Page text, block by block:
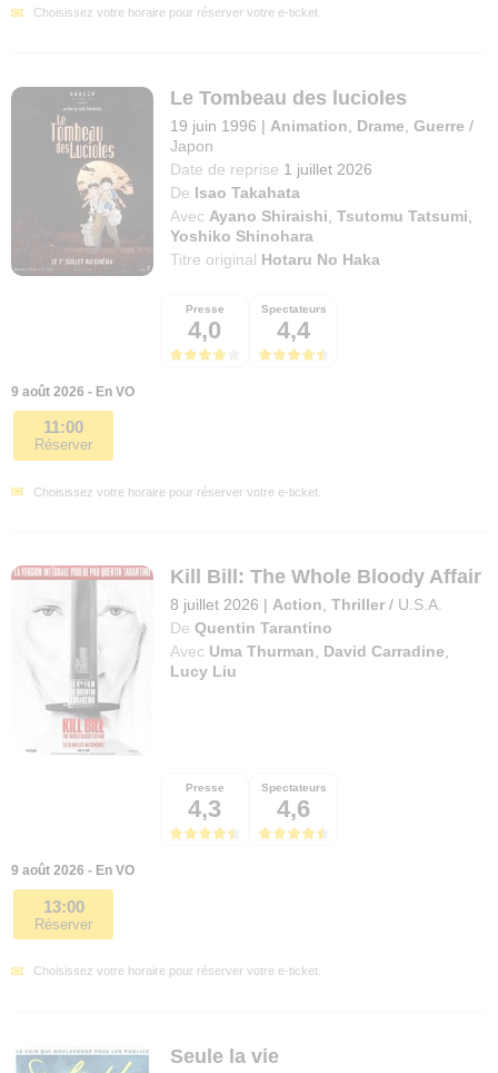
Choisissez votre horaire pour réserver votre e-ticket.
Le Tombeau des lucioles
19 juin 1996 | Animation Drame ,Guerre /
Japon
Date de reprise 1 juillet 2026
De Isao Takahata
Avec Ayano Shiraishi ,Tsutomu Tatsumi
Yoshiko Shinohara
Titre original Hotaru No Haka
Presse
4,0
Spectateurs
4,4
9 août 2026 - En VO
11:00
Réserver
Choisissez votre horaire pour réserver votre e-ticket.
Kill Bill: The Whole Bloody Affair
8 juillet 2026 | Action ,Thriller / U.S.A.
De Quentin Tarantino
Avec Uma Thurman David Carradine
Lucy Liu
Presse
4,3
Spectateurs
4,6
9 août 2026 - En VO
13:00
Réserver
Choisissez votre horaire pour réserver votre e-ticket.
Seule la vie